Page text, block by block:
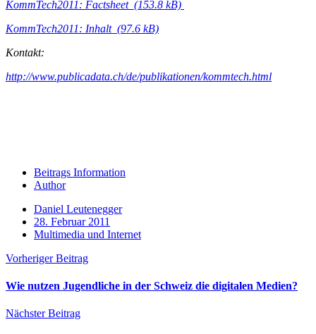
KommTech2011: Factsheet (153.8 kB)
KommTech2011: Inhalt (97.6 kB)
Kontakt:
http://www.publicadata.ch/de/publikationen/kommtech.html
Beitrags Information
Author
Daniel Leutenegger
28. Februar 2011
Multimedia und Internet
Vorheriger Beitrag
Wie nutzen Jugendliche in der Schweiz die digitalen Medien?
Nächster Beitrag